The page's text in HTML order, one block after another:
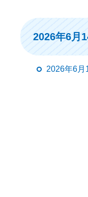
2026年6月
2026年6月